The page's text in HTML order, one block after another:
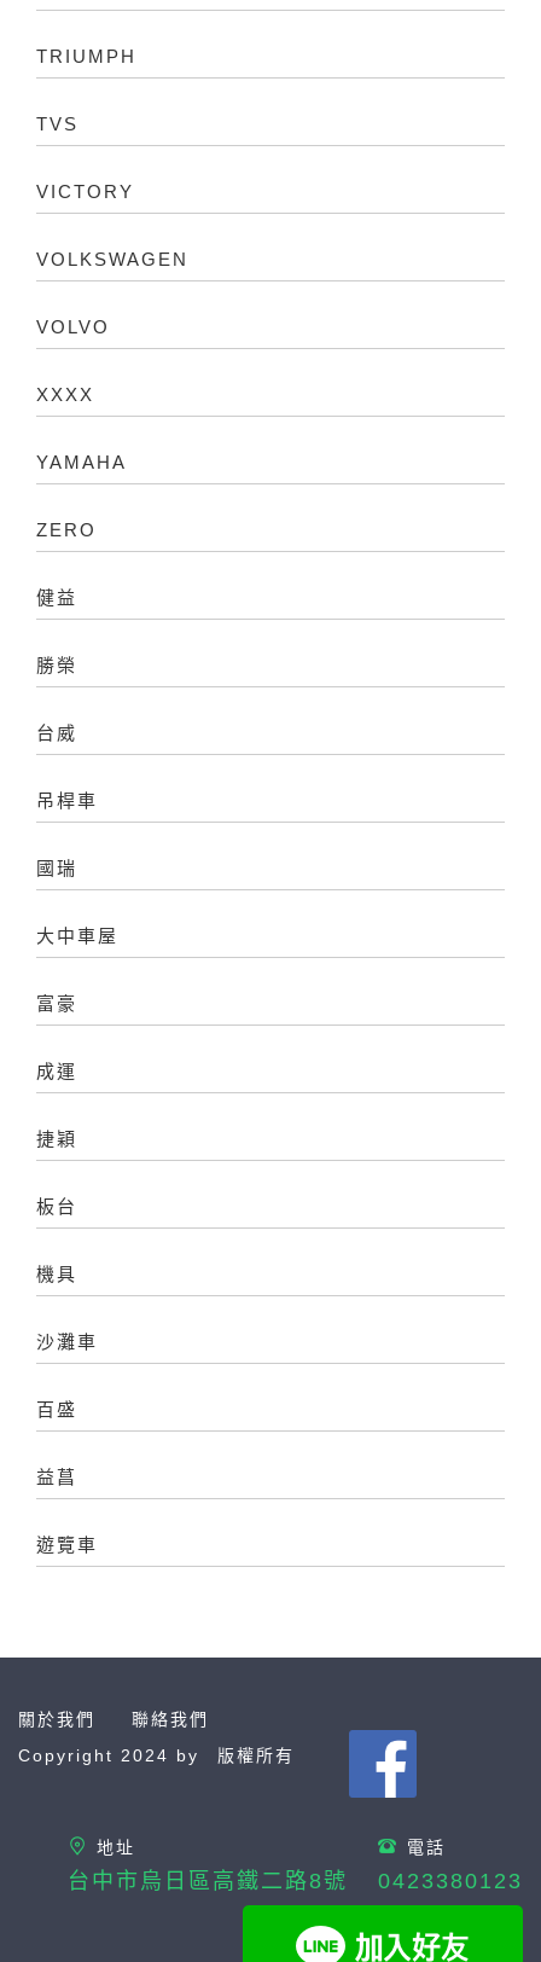
TRIUMPH
TVS
VICTORY
VOLKSWAGEN
VOLVO
XXXX
YAMAHA
ZERO
健益
勝榮
台威
吊桿車
國瑞
大中車屋
富豪
成運
捷穎
板台
機具
沙灘車
百盛
益菖
遊覽車
關於我們
聯絡我們
Copyright 2024 by
版權所有
地址
台中市烏日區高鐵二路8號
電話
0423380123